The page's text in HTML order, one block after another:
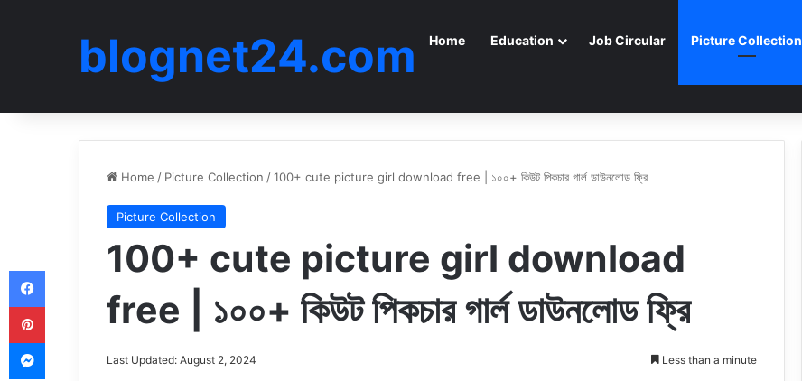
blognet24.com Home Education Job Circular Picture Collection
Home / Picture Collection /100+ cute picture girl download free | ১০০+ কিউট পিকচার গার্ল ডাউনলোড ফ্রি
Picture Collection
100+ cute picture girl download
free | ১০০+ কিউট পিকচার গার্ল ডাউনলোড ফ্রি
Last Updated: August 2, 2024 Less than a minute
Facebook
Pinterest
Messenger